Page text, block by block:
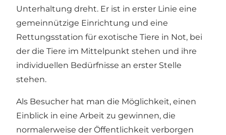
Unterhaltung dreht. Er ist in erster Linie eine
gemeinnützige Einrichtung und eine
Rettungsstation für exotische Tiere in Not, bei
der die Tiere im Mittelpunkt stehen und ihre
individuellen Bedürfnisse an erster Stelle
stehen.
Als Besucher hat man die Möglichkeit, einen
Einblick in eine Arbeit zu gewinnen, die
normalerweise der Öffentlichkeit verborgen